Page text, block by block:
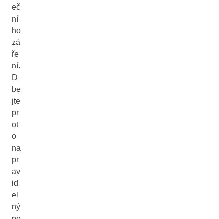
eč
ní
ho
zá
ře
ní.
D
be
jte
pr
ot
o
na
pr
av
id
el
ný